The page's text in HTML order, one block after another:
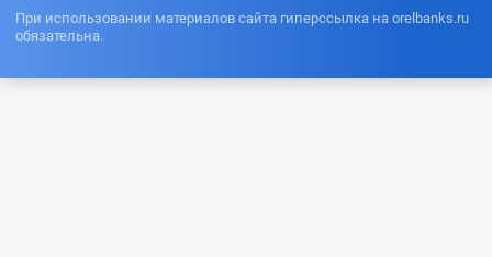
При использовании материалов сайта гиперссылка на orelbanks.ru
обязательна.